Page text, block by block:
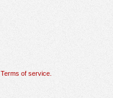
Terms of service.